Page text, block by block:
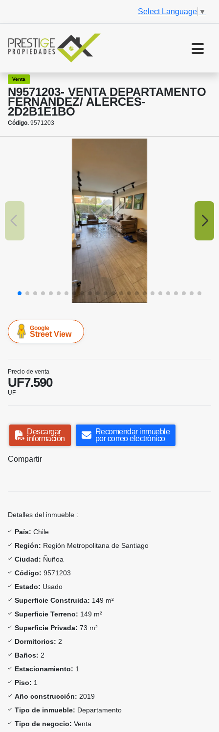
Select Language ▼
Venta
N9571203- VENTA DEPARTAMENTO
FERNANDEZ/ ALERCES-
2D2B1E1BO
Código. 9571203
Google
Street View
Precio de venta
UF7.590
UF
Descargar
información
Recomendar inmueble
por correo electrónico
Compartir
Detalles del inmueble :
País: Chile
Región: Región Metropolitana de Santiago
Ciudad: Ñuñoa
Código: 9571203
Estado: Usado
Superficie Construida: 149 m²
Superficie Terreno: 149 m²
Superficie Privada: 73 m²
Dormitorios: 2
Baños: 2
Estacionamiento: 1
Piso: 1
Año construcción: 2019
Tipo de inmueble: Departamento
Tipo de negocio: Venta